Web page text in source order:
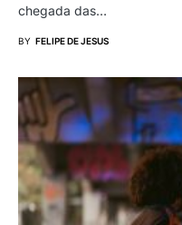
chegada das…
BY FELIPE DE JESUS